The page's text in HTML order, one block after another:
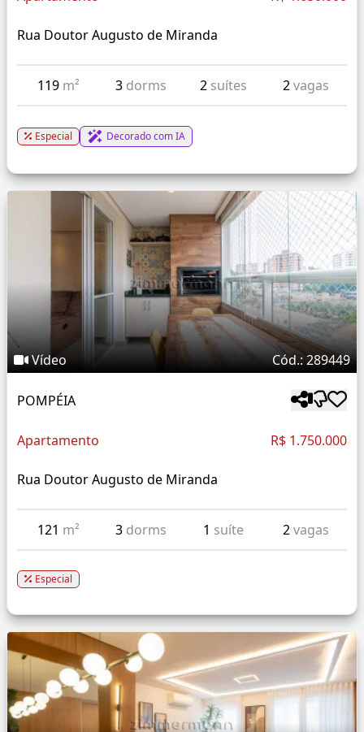
Rua Doutor Augusto de Miranda
119 m² 3 dorms 2 suítes 2vagas
Especial Decorado com IA
Vídeo Cód.: 289449
POMPÉIA
Apartamento R$ 1.750.000
Rua Doutor Augusto de Miranda
121 m² 3 dorms 1 suíte 2vagas
Especial